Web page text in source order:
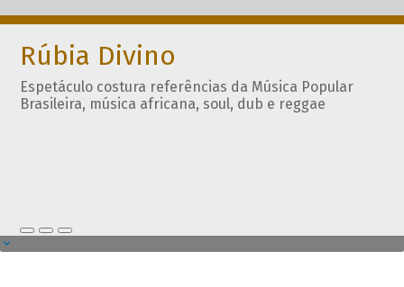
Rúbia Divino
Espetáculo costura referências da Música Popular
Brasileira, música africana, soul, dub e reggae